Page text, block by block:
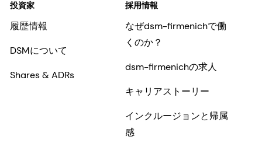
投資家
履歴情報
DSMについて
Shares & ADRs
採用情報
なぜdsm-firmenichで働
くのか？
dsm-firmenichの求人
キャリアストーリー
インクルージョンと帰属
感